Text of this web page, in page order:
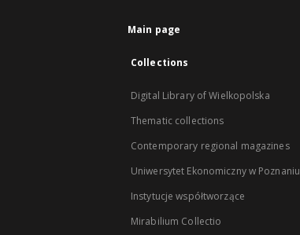
Main page
Collections
Digital Library of Wielkopolska
Thematic collections
Contemporary regional magazines
Uniwersytet Ekonomiczny w Poznaniu
Instytucje współtworzące
Mirabilium Collectio